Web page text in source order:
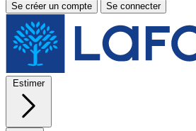
Se créer un compte Se connecter
Estimer